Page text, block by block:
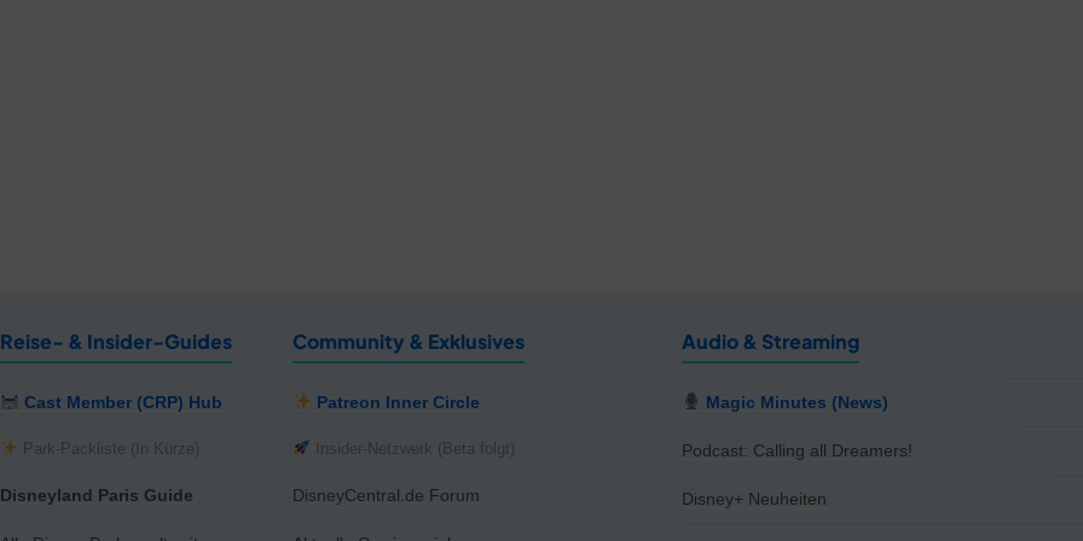
Reise- & Insider-Guides
Cast Member (CRP) Hub
Park-Packliste (In Kürze)
Disneyland Paris Guide
Community & Exklusives
Patreon Inner Circle
Insider-Netzwerk (Beta folgt)
DisneyCentral.de Forum
Audio & Streaming
Magic Minutes (News)
Podcast: Calling all Dreamers!
Disney+ Neuheiten